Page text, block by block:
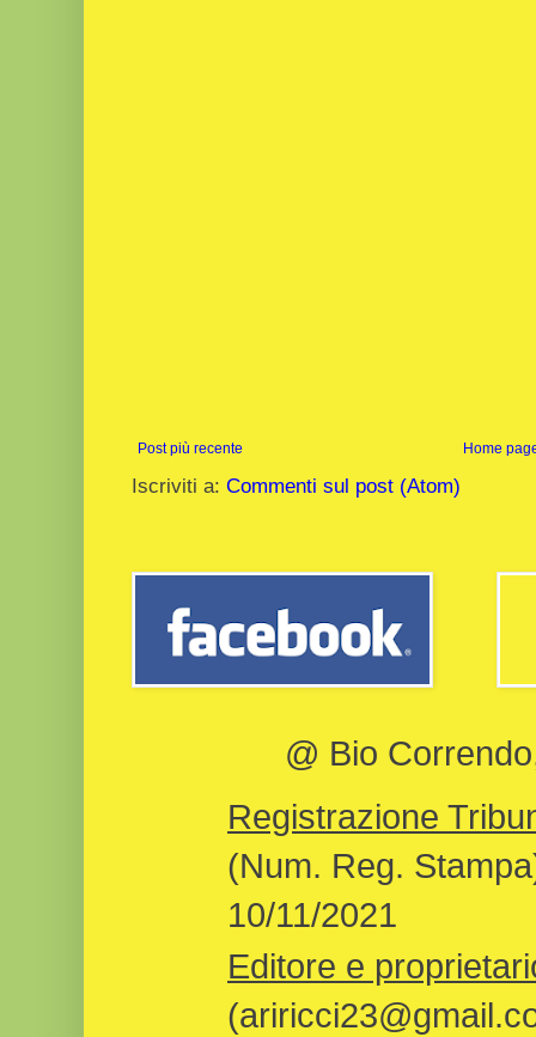
Post più recente Home
Iscriviti a: Commenti sul post (Atom)
@ Bio
Registrazione
(Num. Reg.
10/11/2021
Editore e